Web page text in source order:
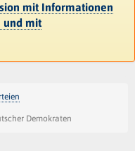
mit Informationen
und mit
Demokraten